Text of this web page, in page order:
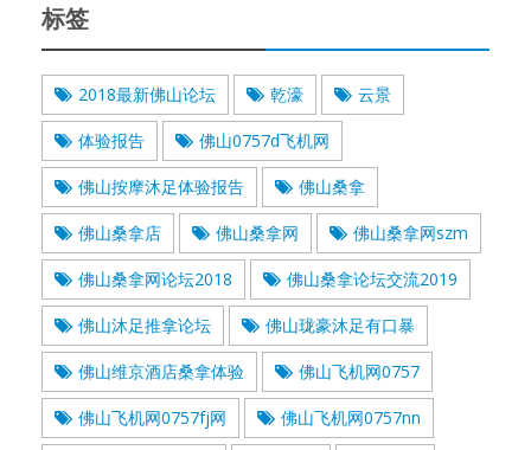
标签
2018最新佛山论坛 乾濠 云景
体验报告 佛山0757d飞机网
佛山按摩沐足体验报告 佛山桑拿
佛山桑拿店 佛山桑拿网 佛山桑拿网szm
佛山桑拿网论坛2018 佛山桑拿论坛交流2019
佛山沐足推拿论坛 佛山珑豪沐足有口暴
佛山维京酒店桑拿体验 佛山飞机网0757
佛山飞机网0757fj网 佛山飞机网0757nn